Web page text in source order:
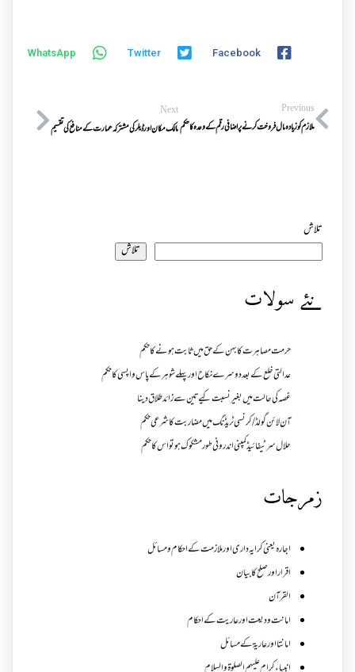
Facebook
Twitter
WhatsApp
Previous
ملازم کو زیادہ مال فروخت کرنے پر اضافی رقم کےوعدہ کا حکم
Next
مالک مکان اور ڈیلرکی مشترکہ عمارت کے منافع کی تقسیم
تلاش
تلاش
نئے سولات
حرمت مصاہرت کا بہن کے حق میں ثابت ہونے کا حکم
عدالتی خلع کے بعد دوسرے نکاح اور پہلے شوہر کے پاس واپسی کا حکم
غصہ کی حالت میں بغیر نسبت کیے تین سے زائد طلاق دینا
آن لائن گولڈ /کرنسی ٹریڈنگ میں مضاربت کا شرعی حکم
حلال سرٹیفائیڈ کمپنی اندرونی طور مشکوک ہو تو اس کا حکم
زمرجات
اجارہ یعنی کرایہ داری اور ملازمت کے احکام و مسائل
اقرار اور صلح کا بیان
القرآن
امانت ودیعت اورعاریت کے احکام
امانتا اور عاریة کے مسائل